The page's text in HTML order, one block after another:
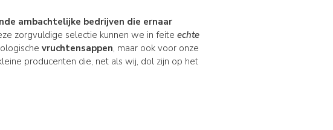
ambachtelijke bedrijven die ernaar
zorgvuldige selectie kunnen we in feiteechte
vruchtensappen, maar ook voor onze
producenten die, net als wij, dol zijn op het